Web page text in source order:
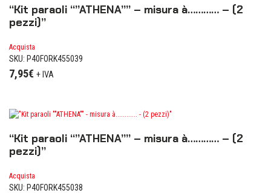
“Kit paraoli “”ATHENA”” – misura à………… – (2
pezzi)”
Acquista
SKU: P40FORK455039
7,95€ + IVA
“Kit paraoli “”ATHENA”” – misura à………… – (2
pezzi)”
Acquista
SKU: P40FORK455038